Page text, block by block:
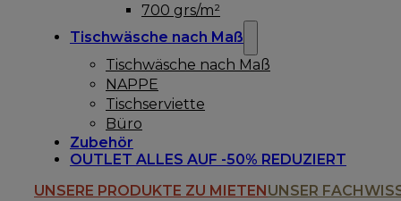
700 grs/m²
Tischwäsche nach Maß
Tischwäsche nach Maß
NAPPE
Tischserviette
Büro
Zubehör
OUTLET ALLES AUF -50% REDUZIERT
UNSERE PRODUKTE ZU MIETENUNSER